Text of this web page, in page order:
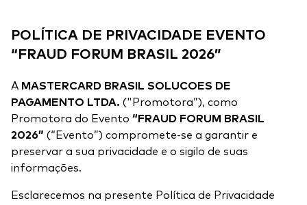
POLÍTICA DE PRIVACIDADE EVENTO
“FRAUD FORUM BRASIL 2026”
A MASTERCARD BRASIL SOLUCOES DE
PAGAMENTO LTDA. ("Promotora”), como
Promotora do Evento “FRAUD FORUM BRASIL
2026” (“Evento”) compromete-se a garantir e
preservar a sua privacidade e o sigilo de suas
informações.
Esclarecemos na presente Política de Privacidade